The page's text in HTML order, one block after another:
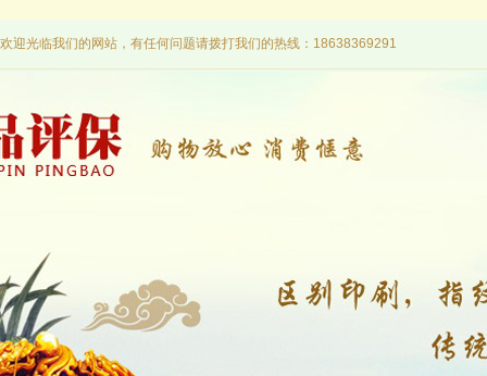
欢迎光临我们的网站，有任何问题请拨打我们的热线：18638369291